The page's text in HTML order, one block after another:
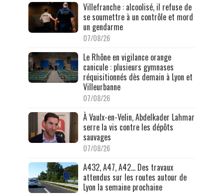
Villefranche : alcoolisé, il refuse de
se soumettre à un contrôle et mord
un gendarme
07/08/26
Le Rhône en vigilance orange
canicule : plusieurs gymnases
réquisitionnés dès demain à Lyon et
Villeurbanne
07/08/26
À Vaulx-en-Velin, Abdelkader Lahmar
serre la vis contre les dépôts
sauvages
07/08/26
A432, A47, A42… Des travaux
attendus sur les routes autour de
Lyon la semaine prochaine